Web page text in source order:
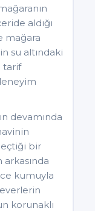
aldığı
mağara
su altındaki
tarif
devamında
bir
arkasında
kumuyla
korunaklı